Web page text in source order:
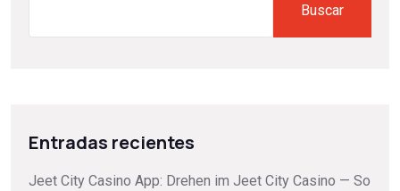
Buscar
Entradas recientes
Jeet City Casino App: Drehen im Jeet City Casino — So